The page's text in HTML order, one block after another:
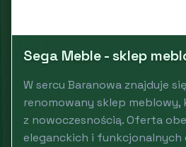
Sega Meble - sklep
W sercu Baranowa znajduje
renomowany sklep
z nowoczesnością. Oferta
eleganckich i funkcjonalnych